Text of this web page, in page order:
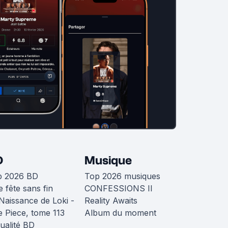
2026 BD
fête sans fin
de Loki -
Piece, tome 113
BD
Musique
Top 2026 musiques
CONFESSIONS II
Reality Awaits
Album du moment